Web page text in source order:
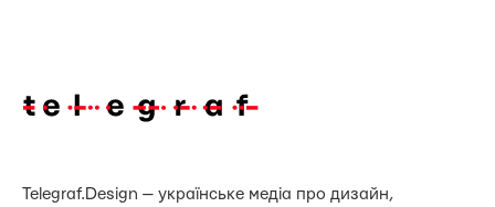
Telegraf.Design — українське медіа про дизайн,